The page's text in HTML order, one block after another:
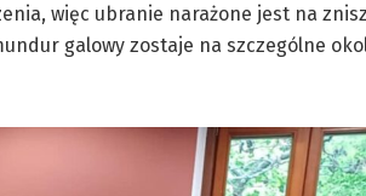
więc ubranie narażone jest na
galowy zostaje na szczególne